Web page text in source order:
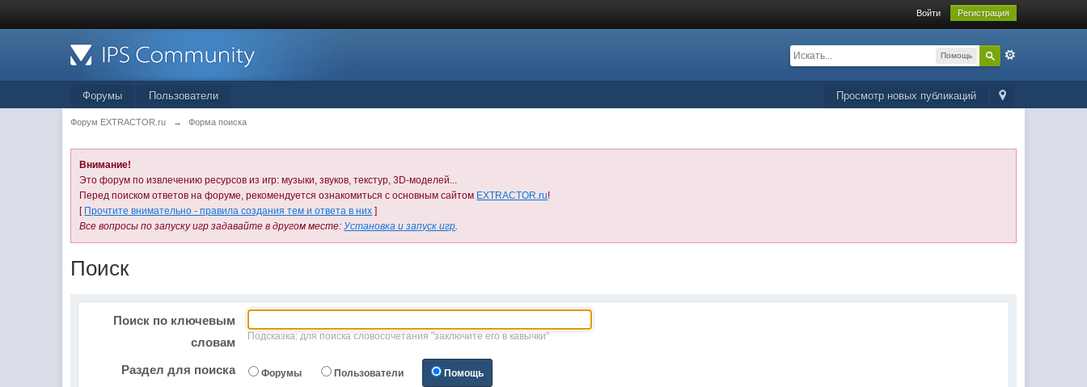
Войти Регистрация
Помощь
Просмотр новых публикаций
Форумы Пользователи
Форум EXTRACTOR.ru → Форма поиска
Внимание!
Это форум по извлечению ресурсов из игр: музыки, звуков, текстур, 3D-моделей...
Перед поиском ответов на форуме, рекомендуется ознакомиться с основным сайтом EXTRACTOR.ru!
[ Прочтите внимательно - правила создания тем и ответа в них ]
Все вопросы по запуску игр задавайте в другом месте:Установка и запуск игр.
Поиск
Поиск по ключевым
словам
Подсказка: для поиска словосочетания "заключите его в кавычки"
Раздел для поиска Форумы Пользователи Помощь